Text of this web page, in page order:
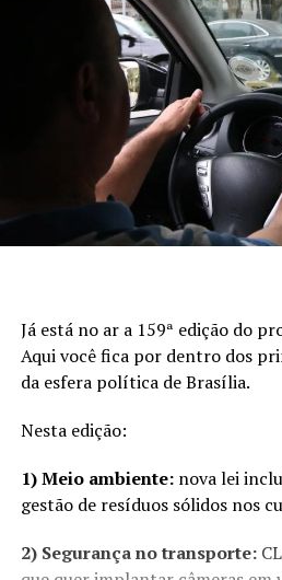
Já está no ar a 159ª edição do
Aqui você fica por dentro dos
da esfera política de Brasília.
Nesta edição:
1) Meio ambiente:nova lei
gestão de resíduos sólidos nos
2) Segurança no transporte: